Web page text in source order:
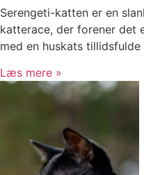
Serengeti-katten er en
katterace, der forener det
med en huskats
Læs mere »